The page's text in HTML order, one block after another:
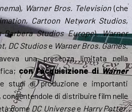
), Warner Bros. Television (che
, Cartoon Network Studios,
Barbera Studios Europe),Warner
, DC Studiose Warner Bros. Games.
una presenza limitata nella
con l’acquisizione diWarner
studi di produzione e importanti
di distribuire film nelle
comeDC Universee Harry Potter,